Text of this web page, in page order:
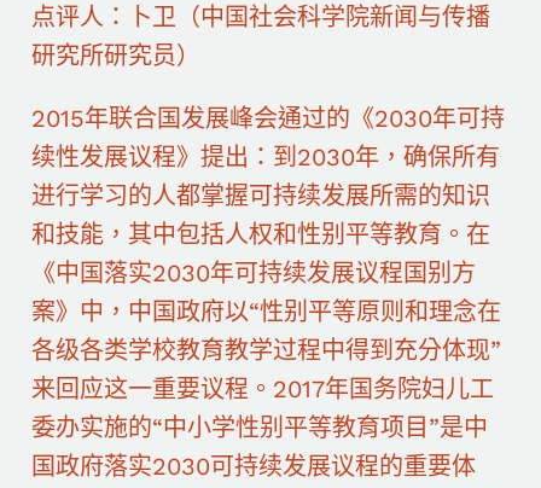
点评人：卜卫（中国社会科学院新闻与传播
研究所研究员）
2015年联合国发展峰会通过的《2030年可持
续性发展议程》提出：到2030年，确保所有
进行学习的人都掌握可持续发展所需的知识
和技能，其中包括人权和性别平等教育。在
《中国落实2030年可持续发展议程国别方
案》中，中国政府以“性别平等原则和理念在
各级各类学校教育教学过程中得到充分体现”
来回应这一重要议程。2017年国务院妇儿工
委办实施的“中小学性别平等教育项目”是中
国政府落实2030可持续发展议程的重要体